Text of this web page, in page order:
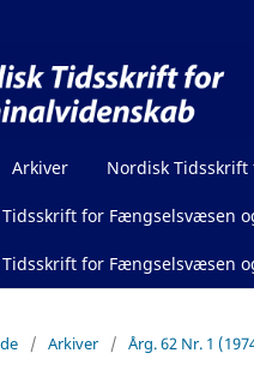
Arkiver Nordisk Tidsskrift
for Fængselsvæsen
for Fængselsvæsen
/ Arkiver / Årg. 62 Nr. 1